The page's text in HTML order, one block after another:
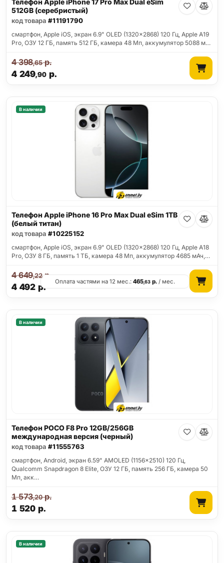
Телефон Apple iPhone 17 Pro Max Dual eSim
512GB (серебристый)
код товара #11191790
смартфон, Apple iOS, экран 6.9" OLED (1320x2868) 120 Гц, Apple A19
Pro, ОЗУ 12 ГБ, память 512 ГБ, камера 48 Мп, аккумулятор 5088 м…
4 249,90 р.
4 398,65р.
В наличии
Телефон Apple iPhone 16 Pro Max Dual eSim 1TB
(белый титан)
код товара #10225152
смартфон, Apple iOS, экран 6.9" OLED (1320x2868) 120 Гц, Apple A18
Pro, ОЗУ 8 ГБ, память 1 ТБ, камера 48 Мп, аккумулятор 4685 мАч,…
4 492 р.
4 649,22р.
Оплата частями на 12 мес.:465,63 р. / мес.
В наличии
Телефон POCO F8 Pro 12GB/256GB
международная версия (черный)
код товара #11555763
смартфон, Android, экран 6.59" AMOLED (1156x2510) 120 Гц,
Qualcomm Snapdragon 8 Elite, ОЗУ 12 ГБ, память 256 ГБ, камера 50
Мп, акк…
1 520 р.
1 573,20р.
В наличии